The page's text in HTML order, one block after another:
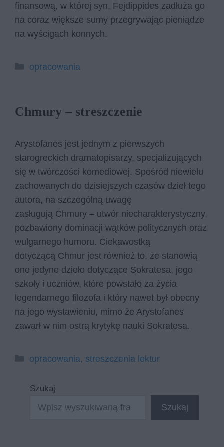
finansową, w której syn, Fejdippides zadłuża go
na coraz większe sumy przegrywając pieniądze
na wyścigach konnych.
Kategorie
opracowania
Chmury – streszczenie
Arystofanes jest jednym z pierwszych
starogreckich dramatopisarzy, specjalizujących
się w twórczości komediowej. Spośród niewielu
zachowanych do dzisiejszych czasów dzieł tego
autora, na szczególną uwagę
zasługują Chmury – utwór niecharakterystyczny,
pozbawiony dominacji wątków politycznych oraz
wulgarnego humoru. Ciekawostką
dotyczącą Chmur jest również to, że stanowią
one jedyne dzieło dotyczące Sokratesa, jego
szkoły i uczniów, które powstało za życia
legendarnego filozofa i który nawet był obecny
na jego wystawieniu, mimo że Arystofanes
zawarł w nim ostrą krytykę nauki Sokratesa.
Kategorie
opracowania, streszczenia lektur
Szukaj
Szukaj